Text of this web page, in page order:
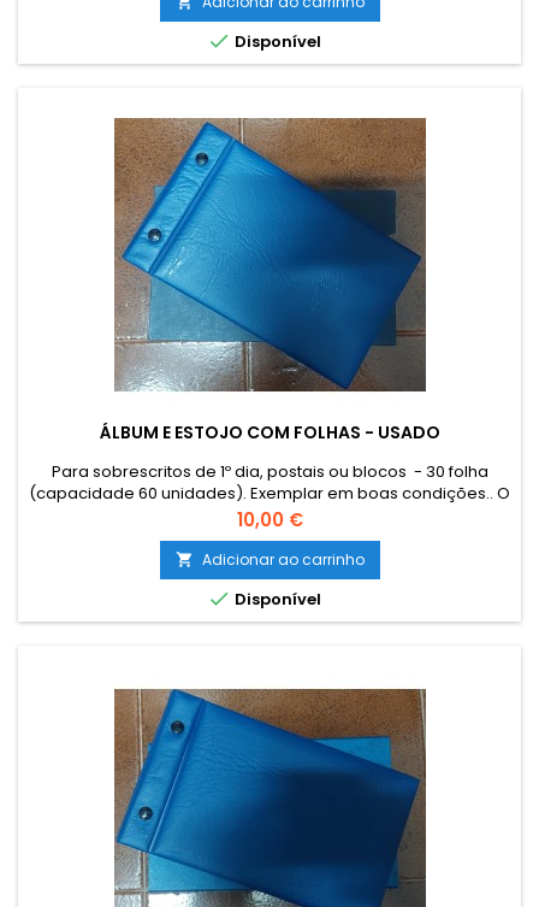
The sending of catalogues, literature and other philatelic...
 Disponível
ÁLBUM E ESTOJO COM FOLHAS - USADO
Para sobrescritos de 1º dia, postais ou blocos - 30 folha
(capacidade 60 unidades). Exemplar em boas condições.. O
envio de Catálogos, Literatura e outro Material Filatélico para
as Ilhas (Açores e Madeira) e estrangeiro terá que ser
encomendado por email para combinar o custo de envio.
The sending of catalogues, literature and other philatelic...
Preço
10,00 €
 Adicionar ao carrinho
 Disponível